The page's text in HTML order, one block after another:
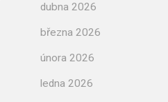
dubna 2026
března 2026
února 2026
ledna 2026